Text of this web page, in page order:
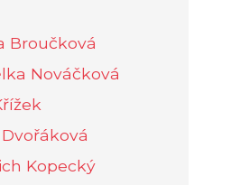
Broučková
Nováčková
Kopecký